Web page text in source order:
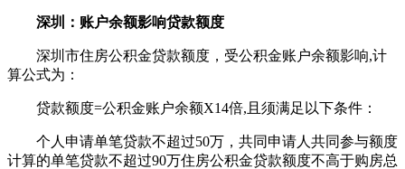
深圳：账户余额影响贷款额度
深圳市住房公积金贷款额度，受公积金账户余额影响,计
算公式为：
贷款额度=公积金账户余额X14倍,且须满足以下条件：
个人申请单笔贷款不超过50万，共同申请人共同参与额度
计算的单笔贷款不超过90万住房公积金贷款额度不高于购房总